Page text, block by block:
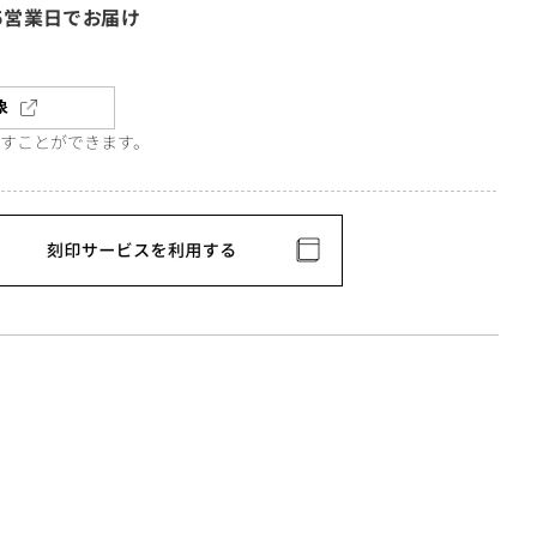
業日でお届け
ことができます。